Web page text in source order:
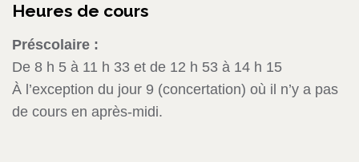
Heures de cours
Préscolaire :
De 8 h 5 à 11 h 33 et de 12 h 53 à 14 h 15
À l’exception du jour 9 (concertation) où il n’y a pas
de cours en après-midi.